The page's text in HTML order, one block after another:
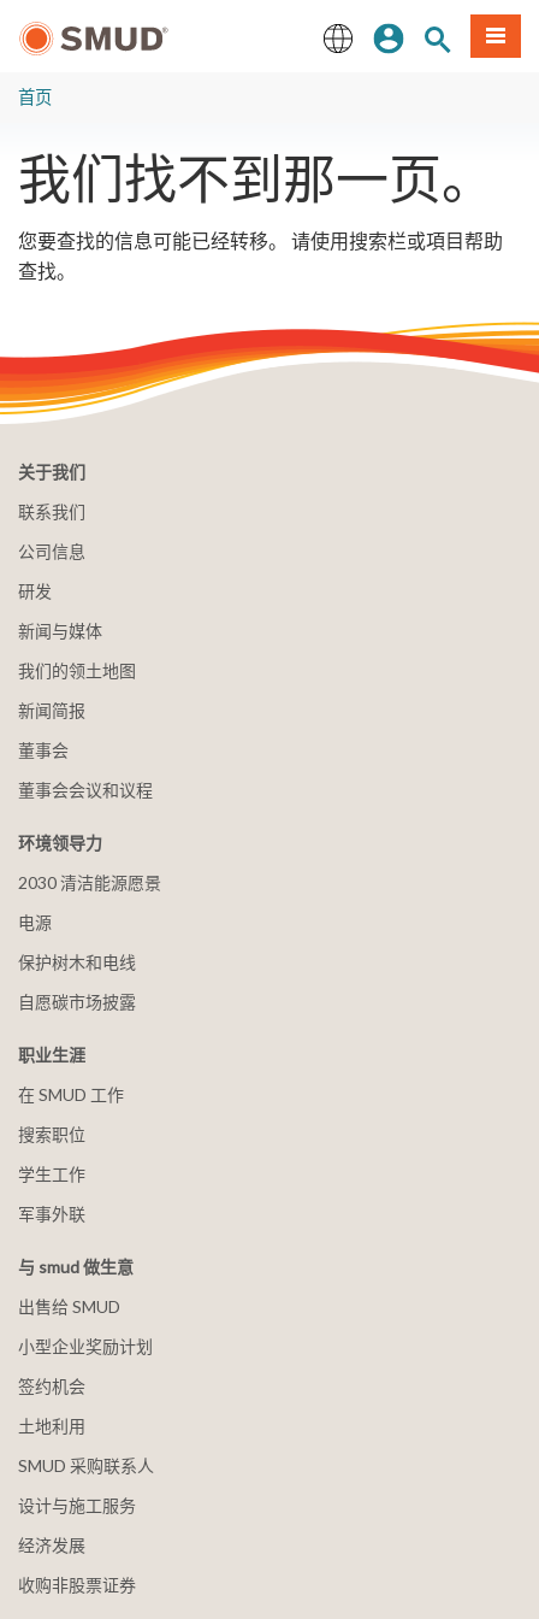
登录网站搜索
項目
首页
我们找不到那一页。
您要查找的信息可能已经转移。 请使用搜索栏或項目帮助
查找。
关于我们
联系我们
公司信息
研发
新闻与媒体
我们的领土地图
新闻简报
董事会
董事会会议和议程
环境领导力
2030 清洁能源愿景
电源
保护树木和电线
自愿碳市场披露
职业生涯
在 SMUD 工作
搜索职位
学生工作
军事外联
与 smud 做生意
出售给 SMUD
小型企业奖励计划
签约机会
土地利用
SMUD 采购联系人
设计与施工服务
经济发展
收购非股票证券